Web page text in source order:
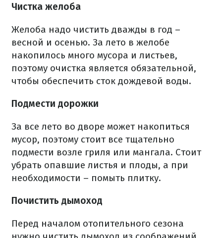
Чистка желоба
Желоба надо чистить дважды в год –
весной и осенью. За лето в желобе
накопилось много мусора и листьев,
поэтому очистка является обязательной,
чтобы обеспечить сток дождевой воды.
Подмести дорожки
За все лето во дворе может накопиться
мусор, поэтому стоит все тщательно
подмести возле гриля или мангала. Стоит
убрать опавшие листья и плоды, а при
необходимости – помыть плитку.
Почистить дымоход
Перед началом отопительного сезона